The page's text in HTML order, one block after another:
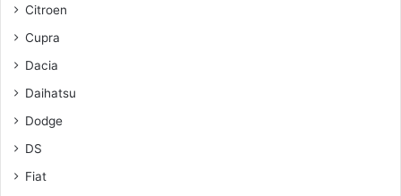
Citroen
Cupra
Dacia
Daihatsu
Dodge
DS
Fiat